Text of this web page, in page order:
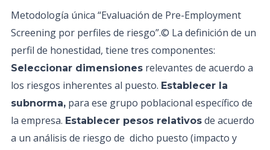
Metodología única “Evaluación de Pre-Employment
Screening por perfiles de riesgo”.© La definición de un
perfil de honestidad, tiene tres componentes:
Seleccionar dimensiones relevantes de acuerdo a
los riesgos inherentes al puesto. Establecer la
subnorma, para ese grupo poblacional específico de
la empresa. Establecer pesos relativos de acuerdo
a un análisis de riesgo de dicho puesto (impacto y